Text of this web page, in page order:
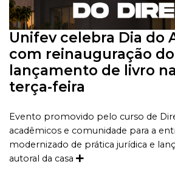
Unifev celebra Dia do
com reinauguração do
lançamento de livro
terça-feira
Evento promovido pelo curso de
acadêmicos e comunidade para a
modernizado de prática jurídica e
autoral da casa